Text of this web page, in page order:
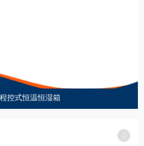
程控式恒温恒湿箱